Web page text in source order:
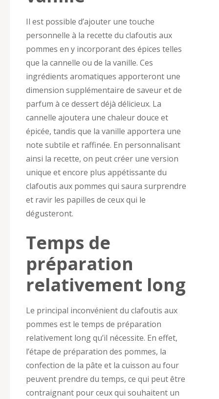
Il est possible d’ajouter une touche
personnelle à la recette du clafoutis aux
pommes en y incorporant des épices telles
que la cannelle ou de la vanille. Ces
ingrédients aromatiques apporteront une
dimension supplémentaire de saveur et de
parfum à ce dessert déjà délicieux. La
cannelle ajoutera une chaleur douce et
épicée, tandis que la vanille apportera une
note subtile et raffinée. En personnalisant
ainsi la recette, on peut créer une version
unique et encore plus appétissante du
clafoutis aux pommes qui saura surprendre
et ravir les papilles de ceux qui le
dégusteront.
Temps de
préparation
relativement long
Le principal inconvénient du clafoutis aux
pommes est le temps de préparation
relativement long qu’il nécessite. En effet,
l’étape de préparation des pommes, la
confection de la pâte et la cuisson au four
peuvent prendre du temps, ce qui peut être
contraignant pour ceux qui souhaitent un